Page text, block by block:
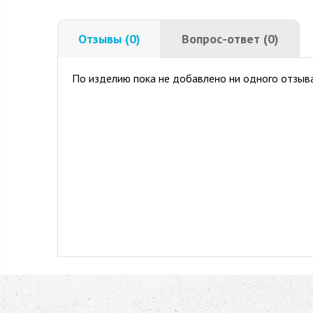
Отзывы (0) Вопрос-ответ (0)
По изделию пока не добавлено ни одного